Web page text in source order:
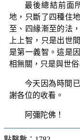
最後總結前面
地，只斷了四種住
至、四緣漸至的法
上上智，只是出世
是第一義智。這是
相無關，只是與世
今天因為時間
謝各位的收看。
阿彌陀佛！